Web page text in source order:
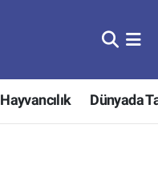
Hayvancılık Dünyada